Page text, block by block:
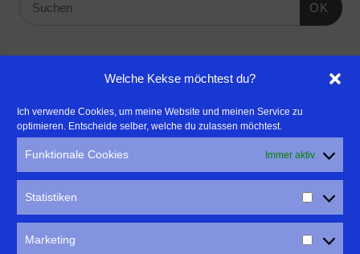
Welche Kekse möchtest du?
Ich verwende Cookies, um meine Website und meinen Service zu
optimieren. Entscheide selber, welche du zulassen möchtest.
Funktionale Cookies Immer aktiv
Statistiken
Marketing
OK
- Für professionelle Fotografen, die ihre Stärken mehr in den
Fokus rücken wollen, empfehle ich eine Beratung durch Frau
Dr. Martina Mettner